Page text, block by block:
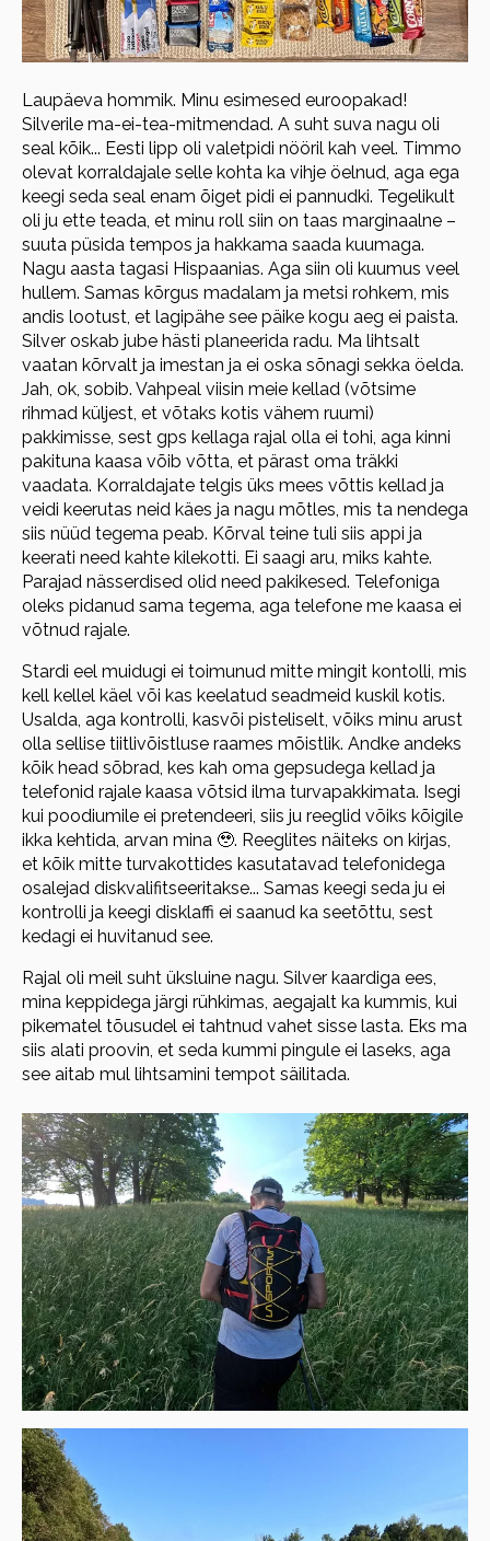
Laupäeva hommik. Minu esimesed euroopakad!
Silverile ma-ei-tea-mitmendad. A suht suva nagu oli
seal kõik... Eesti lipp oli valetpidi nööril kah veel. Timmo
olevat korraldajale selle kohta ka vihje öelnud, aga ega
keegi seda seal enam õiget pidi ei pannudki. Tegelikult
oli ju ette teada, et minu roll siin on taas marginaalne –
suuta püsida tempos ja hakkama saada kuumaga.
Nagu aasta tagasi Hispaanias. Aga siin oli kuumus veel
hullem. Samas kõrgus madalam ja metsi rohkem, mis
andis lootust, et lagipähe see päike kogu aeg ei paista.
Silver oskab jube hästi planeerida radu. Ma lihtsalt
vaatan kõrvalt ja imestan ja ei oska sõnagi sekka öelda.
Jah, ok, sobib. Vahpeal viisin meie kellad (võtsime
rihmad küljest, et võtaks kotis vähem ruumi)
pakkimisse, sest gps kellaga rajal olla ei tohi, aga kinni
pakituna kaasa võib võtta, et pärast oma träkki
vaadata. Korraldajate telgis üks mees võttis kellad ja
veidi keerutas neid käes ja nagu mõtles, mis ta nendega
siis nüüd tegema peab. Kõrval teine tuli siis appi ja
keerati need kahte kilekotti. Ei saagi aru, miks kahte.
Parajad nässerdised olid need pakikesed. Telefoniga
oleks pidanud sama tegema, aga telefone me kaasa ei
võtnud rajale.
Stardi eel muidugi ei toimunud mitte mingit kontolli, mis
kell kellel käel või kas keelatud seadmeid kuskil kotis.
Usalda, aga kontrolli, kasvõi pisteliselt, võiks minu arust
olla sellise tiitlivõistluse raames mõistlik. Andke andeks
kõik head sõbrad, kes kah oma gepsudega kellad ja
telefonid rajale kaasa võtsid ilma turvapakkimata. Isegi
kui poodiumile ei pretendeeri, siis ju reeglid võiks kõigile
ikka kehtida, arvan mina 🥹. Reeglites näiteks on kirjas,
et kõik mitte turvakottides kasutatavad telefonidega
osalejad diskvalifitseeritakse... Samas keegi seda ju ei
kontrolli ja keegi disklaffi ei saanud ka seetõttu, sest
kedagi ei huvitanud see.
Rajal oli meil suht üksluine nagu. Silver kaardiga ees,
mina keppidega järgi rühkimas, aegajalt ka kummis, kui
pikematel tõusudel ei tahtnud vahet sisse lasta. Eks ma
siis alati proovin, et seda kummi pingule ei laseks, aga
see aitab mul lihtsamini tempot säilitada.